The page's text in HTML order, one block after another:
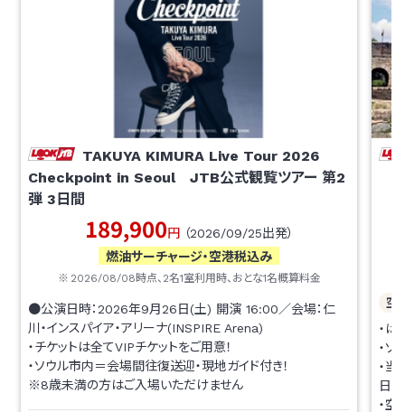
TAKUYA KIMURA Live Tour 2026
Checkpoint in Seoul JTB公式観覧ツアー 第2
弾 3 日間
189,900円 （2026/09/25出発）
燃油サーチャージ・空港税込み
2026/08/08時点、 2名1室利用時、おとな1名概算料金
●公演日時：2026年9月26日(土) 開演 16:00／会場：仁
川・インスパイア・アリーナ(INSPIRE Arena)
・チケットは全てVIPチケットをご用意！
・ソウル市内＝会場間往復送迎・現地ガイド付き！
※8歳未満の方はご入場いただけません
空
・は
・ソ
・当
日
・